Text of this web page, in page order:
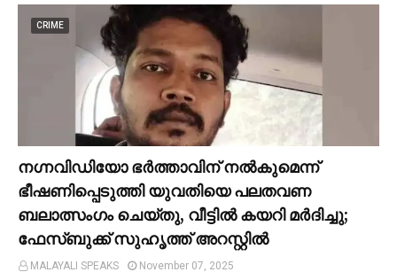
CRIME
നഗ്നവിഡിയോ ഭര്‍ത്താവിന് നല്‍കുമെന്ന്
ഭീഷണിപ്പെടുത്തി യുവതിയെ പലതവണ
ബലാത്സംഗം ചെയ്തു, വീട്ടില്‍ കയറി മര്‍ദിച്ചു;
ഫേസ്ബുക്ക് സുഹൃത്ത് അറസ്റ്റില്‍
MALAYALI SPEAKS
November 07, 2025